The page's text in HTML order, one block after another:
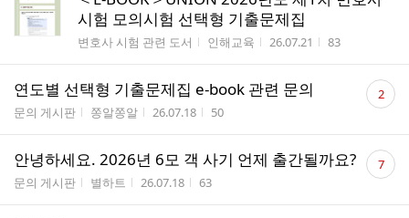
시험 모의시험 선택형 기출문제집
게시판명
변호사 시험 관련 도서 작성자
인해교육 작성시간
26.07.21 조회수
83
연도별 선택형 기출문제집 e-book 관련 문의
게시판명
문의 게시판 작성자
쫑알쫑알 작성시간
26.07.18 조회수
50
댓
글 2
안녕하세요. 2026년 6모 객 사기 언제 출간될까요?
게시판명
문의 게시판 작성자
별하트 작성시간
26.07.18 조회수
63
댓
글 7